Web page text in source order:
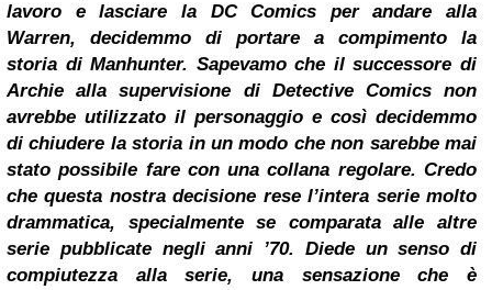
lavoro e lasciare la DC Comics per andare alla
Warren, decidemmo di portare a compimento la
storia di Manhunter. Sapevamo che il successore di
Archie alla supervisione di Detective Comics non
avrebbe utilizzato il personaggio e così decidemmo
di chiudere la storia in un modo che non sarebbe mai
stato possibile fare con una collana regolare. Credo
che questa nostra decisione rese l’intera serie molto
drammatica, specialmente se comparata alle altre
serie pubblicate negli anni ’70. Diede un senso di
compiutezza alla serie, una sensazione che è